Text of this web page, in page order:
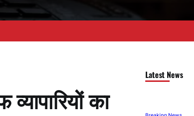
का
Latest News